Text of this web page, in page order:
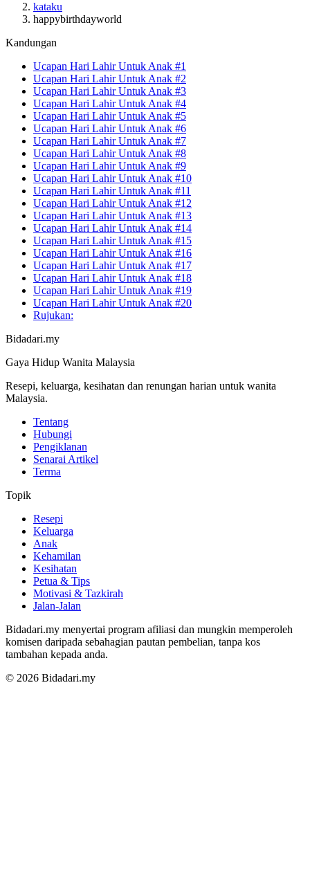
kataku
happybirthdayworld
Kandungan
Ucapan Hari Lahir Untuk Anak #1
Ucapan Hari Lahir Untuk Anak #2
Ucapan Hari Lahir Untuk Anak #3
Ucapan Hari Lahir Untuk Anak #4
Ucapan Hari Lahir Untuk Anak #5
Ucapan Hari Lahir Untuk Anak #6
Ucapan Hari Lahir Untuk Anak #7
Ucapan Hari Lahir Untuk Anak #8
Ucapan Hari Lahir Untuk Anak #9
Ucapan Hari Lahir Untuk Anak #10
Ucapan Hari Lahir Untuk Anak #11
Ucapan Hari Lahir Untuk Anak #12
Ucapan Hari Lahir Untuk Anak #13
Ucapan Hari Lahir Untuk Anak #14
Ucapan Hari Lahir Untuk Anak #15
Ucapan Hari Lahir Untuk Anak #16
Ucapan Hari Lahir Untuk Anak #17
Ucapan Hari Lahir Untuk Anak #18
Ucapan Hari Lahir Untuk Anak #19
Ucapan Hari Lahir Untuk Anak #20
Rujukan:
Bidadari.my
Gaya Hidup Wanita Malaysia
Resepi, keluarga, kesihatan dan renungan harian untuk wanita
Malaysia.
Tentang
Hubungi
Pengiklanan
Senarai Artikel
Terma
Topik
Resepi
Keluarga
Anak
Kehamilan
Kesihatan
Petua & Tips
Motivasi & Tazkirah
Jalan-Jalan
Bidadari.my menyertai program afiliasi dan mungkin memperoleh
komisen daripada sebahagian pautan pembelian, tanpa kos
tambahan kepada anda.
© 2026 Bidadari.my